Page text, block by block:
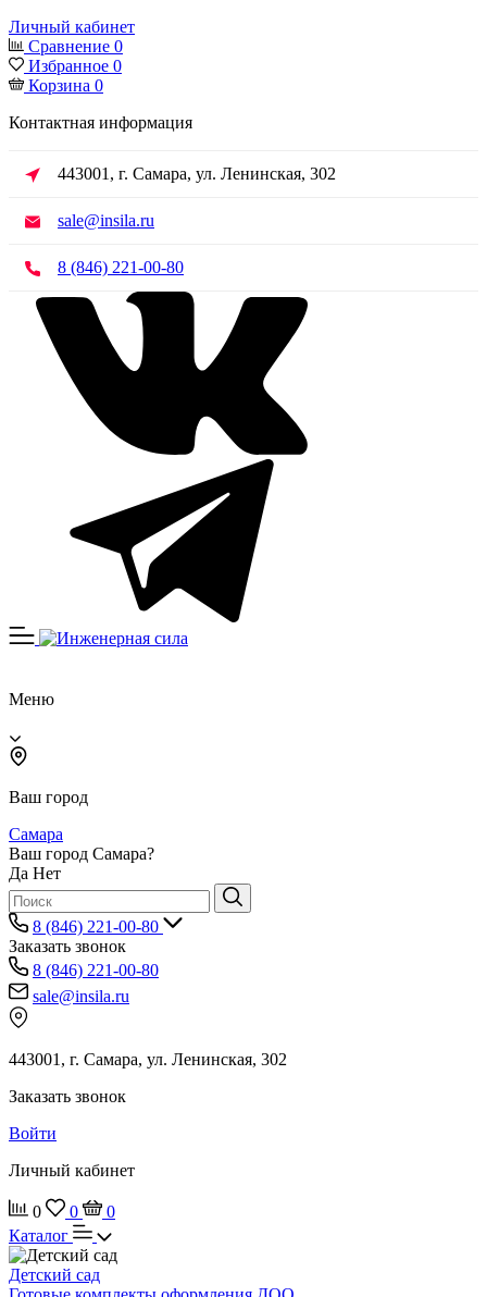
Личный кабинет
Сравнение 0
Избранное 0
Корзина 0
Контактная информация
443001, г. Самара, ул. Ленинская, 302
sale@insila.ru
8 (846) 221-00-80
Меню
Ваш город
Самара
Ваш город Самара?
Да Нет
8 (846) 221-00-80
Заказать звонок
8 (846) 221-00-80
sale@insila.ru
443001, г. Самара, ул. Ленинская, 302
Заказать звонок
Войти
Личный кабинет
0 0
0
Каталог
Детский сад